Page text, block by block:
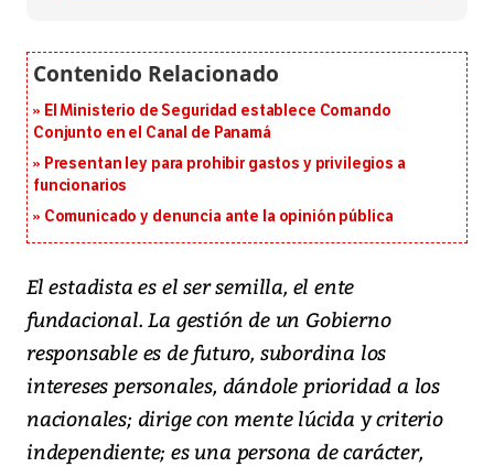
El Ministerio de Seguridad establece Comando
Conjunto en el Canal de Panamá
Presentan ley para prohibir gastos y privilegios a
funcionarios
Comunicado y denuncia ante la opinión pública
El estadista es el ser semilla, el ente
fundacional. La gestión de un Gobierno
responsable es de futuro, subordina los
intereses personales, dándole prioridad a los
nacionales; dirige con mente lúcida y criterio
independiente; es una persona de carácter,